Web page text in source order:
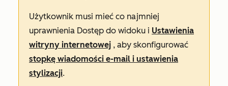
Użytkownik musi mieć co najmniej
uprawnienia Dostęp do widoku i Ustawienia
witryny internetowej , aby skonfigurować
stopkę wiadomości e-mail i ustawienia
stylizacji.